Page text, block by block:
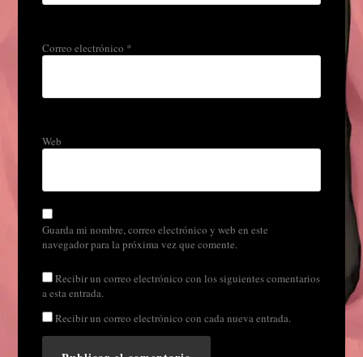
Correo electrónico *
Web
Guarda mi nombre, correo electrónico y web en este
navegador para la próxima vez que comente.
Recibir un correo electrónico con los siguientes comentarios
a esta entrada.
Recibir un correo electrónico con cada nueva entrada.